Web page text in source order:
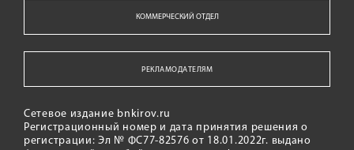
КОММЕРЧЕСКИЙ ОТДЕЛ
РЕКЛАМОДАТЕЛЯМ
Сетевое издание bnkirov.ru
Регистрационный номер и дата принятия решения о
регистрации: Эл № ФС77-82576 от 18.01.2022г. выдано